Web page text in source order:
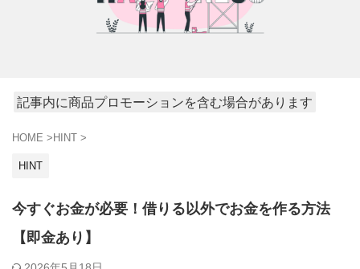
記事内に商品プロモーションを含む場合があります
HOME > HINT >
HINT
今すぐお金が必要！借りる以外でお金を作る方法
【即金あり】